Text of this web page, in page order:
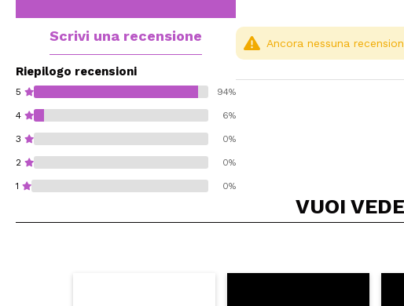
Scrivi una recensione
Riepilogo recensioni
5 94%
4 6%
3 0%
2 0%
1 0%
Il tuo
Ancora nessuna
VUOI